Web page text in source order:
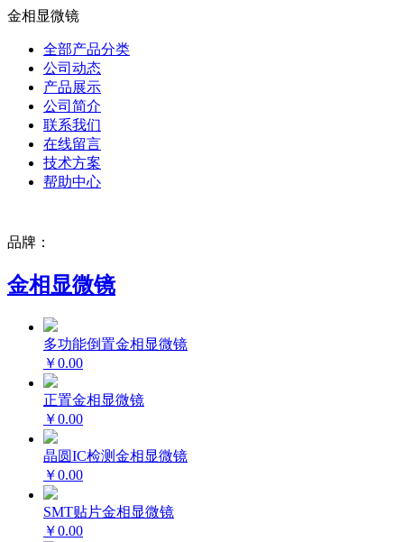
金相显微镜
全部产品分类
公司动态
产品展示
公司简介
联系我们
在线留言
技术方案
帮助中心
品牌：
金相显微镜
多功能倒置金相显微镜
￥0.00
正置金相显微镜
￥0.00
晶圆IC检测金相显微镜
￥0.00
SMT贴片金相显微镜
￥0.00